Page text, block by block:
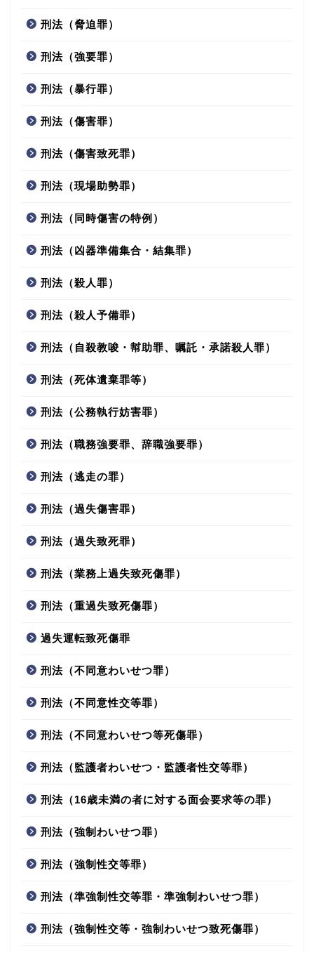
刑法（脅迫罪）
刑法（強要罪）
刑法（暴行罪）
刑法（傷害罪）
刑法（傷害致死罪）
刑法（現場助勢罪）
刑法（同時傷害の特例）
刑法（凶器準備集合・結集罪）
刑法（殺人罪）
刑法（殺人予備罪）
刑法（自殺教唆・幇助罪、嘱託・承諾殺人罪）
刑法（死体遺棄罪等）
刑法（公務執行妨害罪）
刑法（職務強要罪、辞職強要罪）
刑法（逃走の罪）
刑法（過失傷害罪）
刑法（過失致死罪）
刑法（業務上過失致死傷罪）
刑法（重過失致死傷罪）
過失運転致死傷罪
刑法（不同意わいせつ罪）
刑法（不同意性交等罪）
刑法（不同意わいせつ等死傷罪）
刑法（監護者わいせつ・監護者性交等罪）
刑法（16歳未満の者に対する面会要求等の罪）
刑法（強制わいせつ罪）
刑法（強制性交等罪）
刑法（準強制性交等罪・準強制わいせつ罪）
刑法（強制性交等・強制わいせつ致死傷罪）